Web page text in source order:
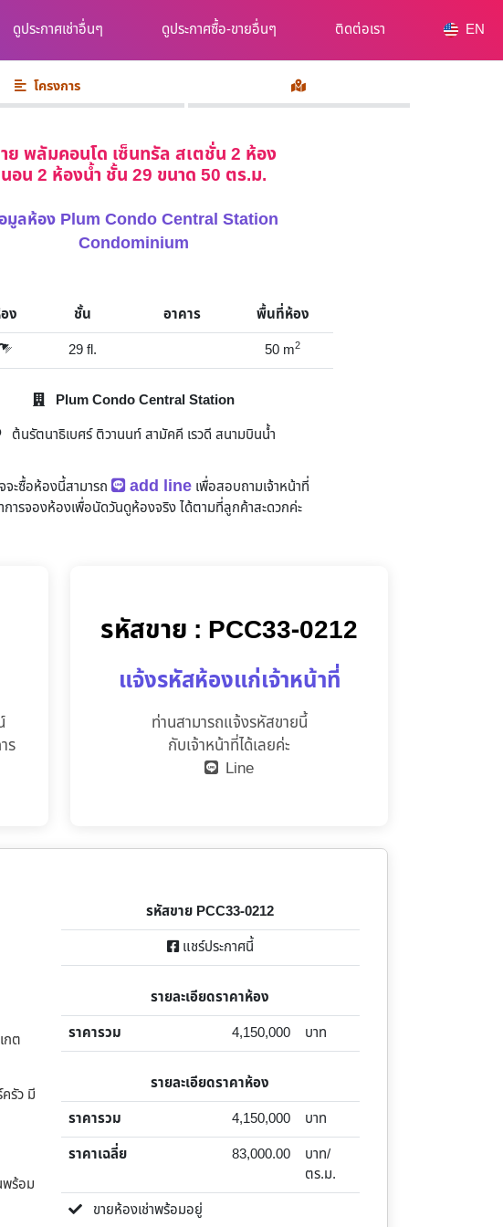
ดูประกาศเช่าอื่นๆ ดูประกาศซื้อ-ขายอื่นๆ ติดต่อเรา EN
โครงการ
ย พลัมคอนโด เซ็นทรัล สเตชั่น 2 ห้อง
นอน 2 ห้องน้ำ ชั้น 29 ขนาด 50 ตร.ม.
มูลห้อง Plum Condo Central Station
Condominium
ง ชั้น อาคาร
พื้นที่ห้อง
29 fl. 50 m2
Plum Condo Central Station
ต้นรัตนาธิเบศร์ ติวานนท์ สามัคคี เรวดี สนามบินน้ำ
จะซื้อห้องนี้สามารถ add line เพื่อสอบถามเจ้าหน้าที่
การจองห้องเพื่อนัดวันดูห้องจริงได้ตามที่ลูกค้าสะดวกค่ะ
ร
รหัสขาย : PCC33-0212
แจ้งรหัสห้องแก่เจ้าหน้าที่
ท่านสามารถแจ้งรหัสขายนี้
กับเจ้าหน้าที่ได้เลยค่ะ
Line
กต
รัว มี
พร้อม
รหัสขาย PCC33-0212
แชร์ประกาศนี้
รายละเอียดราคาห้อง
ราคารวม
4,150,000 บาท
รายละเอียดราคาห้อง
ราคารวม
4,150,000
บาท
ราคาเฉลี่ย
83,000.00
บาท/
ตร.ม.
ขายห้องเช่าพร้อมอยู่